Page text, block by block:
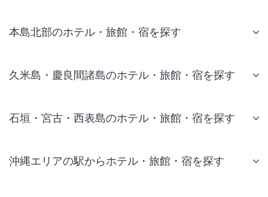
本島北部のホテル・旅館・宿を探す
久米島・慶良間諸島のホテル・旅館・宿を探す
石垣・宮古・西表島のホテル・旅館・宿を探す
沖縄エリアの駅からホテル・旅館・宿を探す